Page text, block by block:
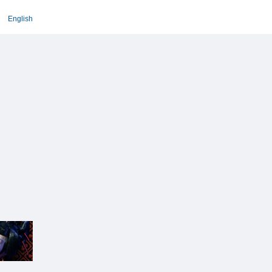
English